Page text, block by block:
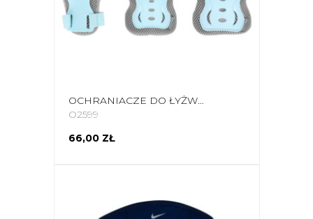
OCHRANIACZE DO ŁYŻWOROLEK SPOKEY SHIELD NIEBIESKKO-SZARE 940928-940929
O2599
66,00 ZŁ